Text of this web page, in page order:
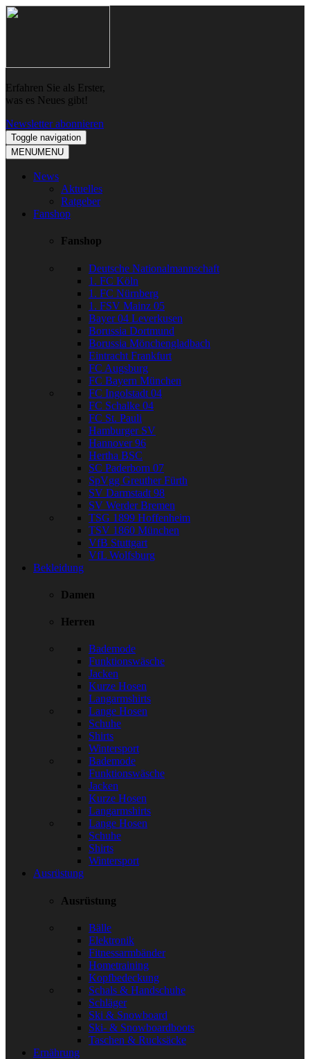
Skip
Skip
Erfahren Sie als Erster,
was es Neues gibt!
Newsletter abonnieren
Toggle navigation
MENUMENU
News
Aktuelles
Ratgeber
Fanshop
Fanshop
Deutsche Nationalmannschaft
1. FC Köln
1. FC Nürnberg
1. FSV Mainz 05
Bayer 04 Leverkusen
Borussia Dortmund
Borussia Mönchengladbach
Eintracht Frankfurt
FC Augsburg
FC Bayern München
FC Ingolstadt 04
FC Schalke 04
FC St. Pauli
Hamburger SV
Hannover 96
Hertha BSC
SC Paderborn 07
SpVgg Greuther Fürth
SV Darmstadt 98
SV Werder Bremen
TSG 1899 Hoffenheim
TSV 1860 München
VfB Stuttgart
VfL Wolfsburg
Bekleidung
Damen
Herren
Bademode
Funktionswäsche
Jacken
Kurze Hosen
Langarmshirts
Lange Hosen
Schuhe
Shirts
Wintersport
Bademode
Funktionswäsche
Jacken
Kurze Hosen
Langarmshirts
Lange Hosen
Schuhe
Shirts
Wintersport
Ausrüstung
Ausrüstung
Bälle
Elektronik
Fitnessarmbänder
Hometraining
Kopfbedeckung
Schals & Handschuhe
Schläger
Ski & Snowboard
Ski- & Snowboardboots
Taschen & Rucksäcke
Ernährung